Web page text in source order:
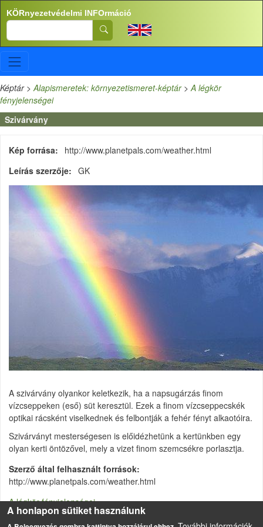
Ugrás a tartalomra
KÖRnyezetvédelmi INFOrmáció
Search
Képtár>Alapismeretek: környezetismeret-képtár>A légkör
fényjelenségei
Szivárvány
Kép forrása
http://www.planetpals.com/weather.html
Leírás szerzője
GK
A szivárvány olyankor keletkezik, ha a napsugárzás finom
vízcseppeken (eső) süt keresztül. Ezek a finom vízcseppecskék
optikai rácsként viselkednek és felbontják a fehér fényt alkaotóira.
Szivárványt mesterségesen is előidézhetünk a kertünkben egy
olyan kerti öntözővel, mely a vizet finom szemcsékre porlasztja.
Szerző által felhasznált források
http://www.planetpals.com/weather.html
A légkör fényjelenségei
A honlapon sütiket használunk